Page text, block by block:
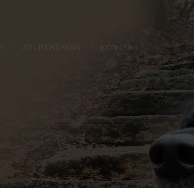
ZUCHTHÜNDIN KONTAKT